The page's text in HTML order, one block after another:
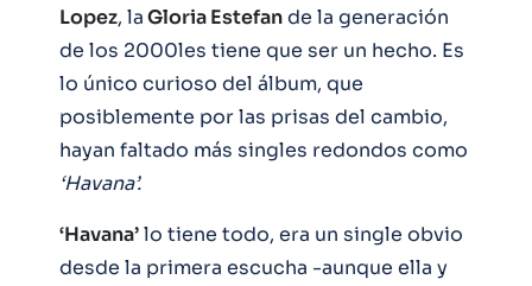
Lopez, laGloria Estefande la generación
de los 2000les tiene que ser un hecho. Es
lo único curioso del álbum, que
posiblemente por las prisas del cambio,
hayan faltado más singles redondos como
‘Havana’.
‘Havana’lo tiene todo, era un single obvio
desde la primera escucha -aunque ella y